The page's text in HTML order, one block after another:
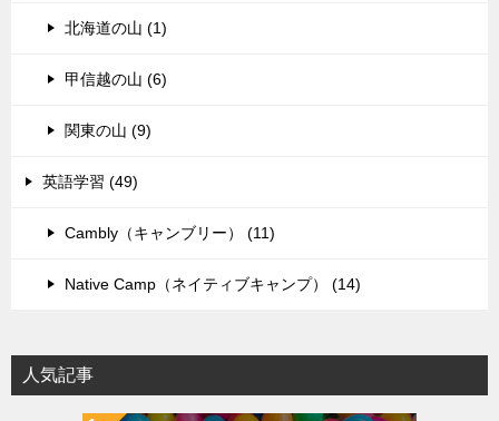
北海道の山 (1)
甲信越の山 (6)
関東の山 (9)
英語学習 (49)
Cambly（キャンブリー） (11)
Native Camp（ネイティブキャンプ） (14)
人気記事